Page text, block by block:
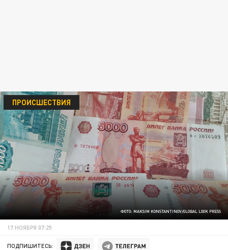
ФОТО: MAKSIM KONSTANTINOV/GLOBAL LOOK PRESS
ПРОИСШЕСТВИЯ
17 НОЯБРЯ 07:25
ПОДПИШИТЕСЬ: